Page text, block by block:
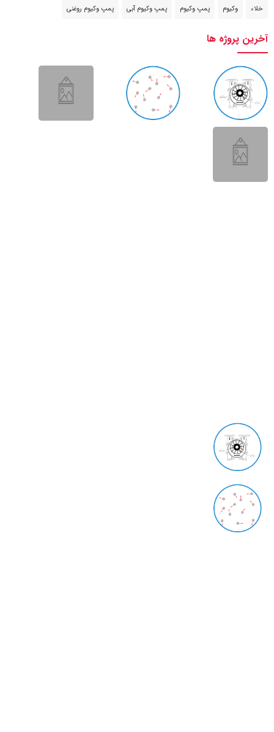
خلاء وکیوم پمپ وکیوم پمپ وکیوم آبی پمپ وکیوم روغنی
آخرین پروژه ها